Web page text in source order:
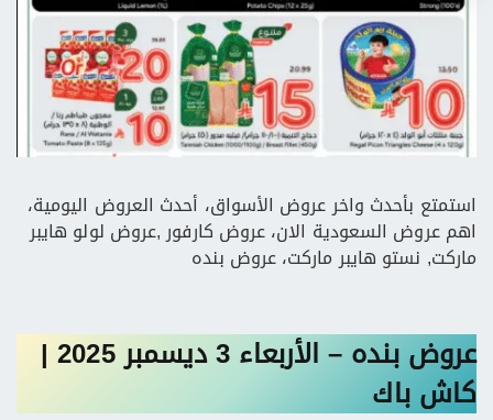
استمتع بأحدث واخر عروض الأسواق، أحدث العروض اليومية،
اهم عروض السعودية الان، عروض كارفور ,عروض لولو هايبر
ماركت, نستو هايبر ماركت، عروض بنده
عروض بنده – الأربعاء 3 ديسمبر 2025 |
كاش باك